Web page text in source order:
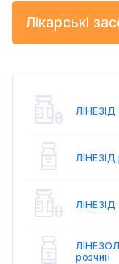
Лікарські
ЛІНЕЗІД
розчин